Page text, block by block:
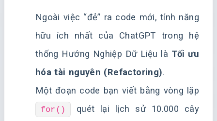
Ngoài việc “đẻ” ra code mới, tính năng
hữu ích nhất của ChatGPT trong hệ
thống Hướng Nghiệp Dữ Liệu là Tối ưu
hóa tài nguyên (Refactoring).
Một đoạn code bạn viết bằng vòng lặp
for()
quét lại lịch sử 10.000 cây